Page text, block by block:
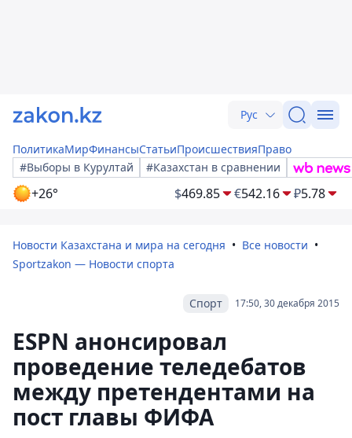
Рус
ПолитикаМирФинансыСтатьиПроисшествияПраво
#Выборы в Курултай
#Казахстан в сравнении
+26° $469.85 €542.16 ₽5.78
Новости Казахстана и мира на сегодня
Все новости
Sportzakon — Новости спорта
17:50, 30 декабря 2015
Спорт
ESPN анонсировал
проведение теледебатов
между претендентами на
пост главы ФИФА